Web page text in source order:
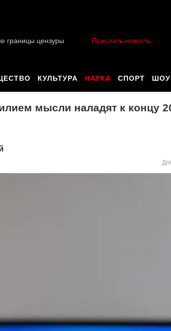
границы цензуры
Прислать новость
КУЛЬТУРА НАУКА СПОРТ
мысли наладят к концу